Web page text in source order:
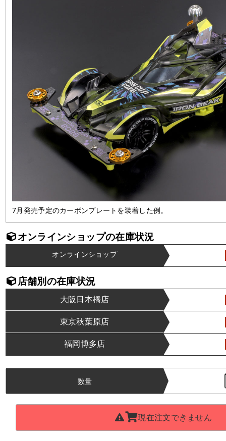
7月発売予定のカーボンプレートを装着した例。
オンラインショップの在庫状況
オンラインショップ
店舗別の在庫状況
大阪日本橋店
東京秋葉原店
福岡博多店
数量
現在注文できません